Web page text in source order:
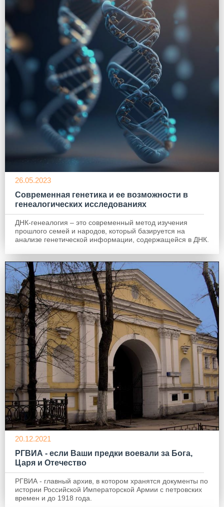
26.05.2023
Современная генетика и ее возможности в
генеалогических исследованиях
ДНК-генеалогия – это современный метод изучения
прошлого семей и народов, который базируется на
анализе генетической информации, содержащейся в ДНК.
20.12.2021
РГВИА - если Ваши предки воевали за Бога,
Царя и Отечество
РГВИА - главный архив, в котором хранятся документы по
истории Российской Императорской Армии с петровских
времен и до 1918 года.